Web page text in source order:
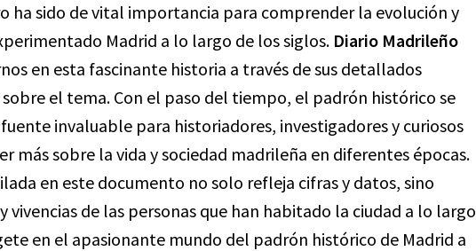
ha sido de vital importancia para comprender la evolución y
Madrid a lo largo de los siglos. Diario Madrileño
en esta fascinante historia a través de sus detallados
el tema. Con el paso del tiempo, el padrón histórico se
invaluable para historiadores, investigadores y curiosos
más sobre la vida y sociedad madrileña en diferentes épocas.
en este documento no solo refleja cifras y datos, sino
vivencias de las personas que han habitado la ciudad a lo largo
en el apasionante mundo del padrón histórico de Madrid a